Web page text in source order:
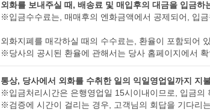
외화를 보내주실 때, 배송료 및 매입후의 대금을 입금
※입금수수료는, 매매후의 엔화금액에서 공제되어, 입금
외화지폐를 매각하실 때의 수수료는, 환율이 포함되어
※당사의 공시된 환율에 관해서는 당사 홈페이지에서
통상, 당사에서 외화를 수취한 일의 익일영업일까지 지
※입금처리시간은 은행영업일 15시이내이므로, 입금의
※검증에 시간이 걸리는 경우, 고객님의 회답을 기다리